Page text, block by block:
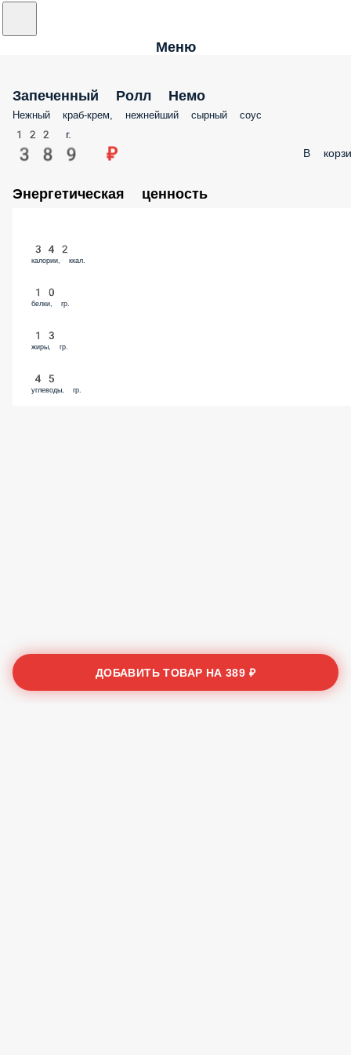
Меню
Запеченный Ролл Немо
Нежный краб-крем, нежнейший сырный соус
122 г.
389 ₽ В
Энергетическая ценность
342
калории, ккал.
10
белки, гр.
13
жиры, гр.
45
углеводы, гр.
ДОБАВИТЬ ТОВАР НА389 ₽